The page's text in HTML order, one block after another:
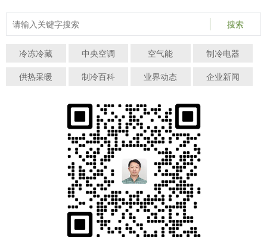
搜索
冷冻冷藏 中央空调 空气能
制冷电器
供热采暖
制冷百科 业界动态 企业新闻